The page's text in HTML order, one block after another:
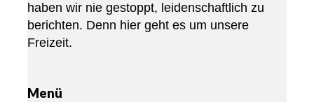
haben wir nie gestoppt, leidenschaftlich zu
berichten. Denn hier geht es um unsere
Freizeit.
Menü